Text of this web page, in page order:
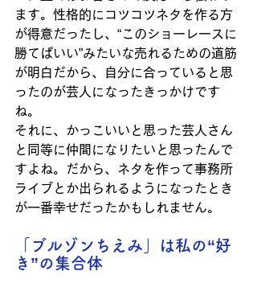
ます。性格的にコツコツネタを作る方
が得意だったし、“このショーレースに
勝てばいい”みたいな売れるための道筋
が明白だから、自分に合っていると思
ったのが芸人になったきっかけです
ね。
それに、かっこいいと思った芸人さん
と同等に仲間になりたいと思ったんで
すよね。だから、ネタを作って事務所
ライブとか出られるようになったとき
が一番幸せだったかもしれません。
「ブルゾンちえみ」は私の“好
き”の集合体